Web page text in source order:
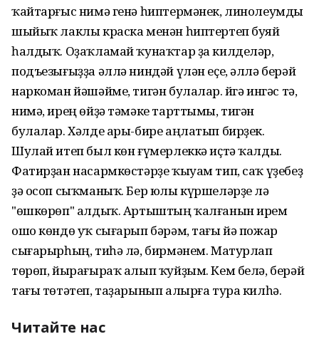
ҡайтарғыс нимә генә һиптермәнек, линолеумды
шыйыҡ лаклы краска менән һиптертеп буяй
һалдыҡ. Оҙаҡламай ҡунаҡтар ҙа килделәр,
подъезығыҙҙа әллә ниндәй үлән еҫе, әллә берәй
наркоман йәшәйме, тигән булалар. Өйгә ингәс тә,
нимә, ирең өйҙә тәмәке тарттымы, тигән
булалар. Хәлде ары-бире аңлатып бирҙек.
Шулай итеп был көн ғүмерлеккә иҫтә ҡалды.
Фатирҙан насармкөстәрҙе ҡыуам тип, саҡ үҙебеҙ
ҙә осоп сыҡманыҡ. Бер юлы күршеләрҙе лә
"өшкөрөп" алдыҡ. Артыштың ҡалғанын ирем
ошо көндө уҡ сығарып бәрәм, тағы йә пожар
сығарырһың, тиһә лә, бирмәнем. Матурлап
төрөп, йырағыраҡ алып ҡуйҙым. Кем белә, берәй
тағы төтәтеп, таҙарынып алырға тура килһә.
Читайте нас